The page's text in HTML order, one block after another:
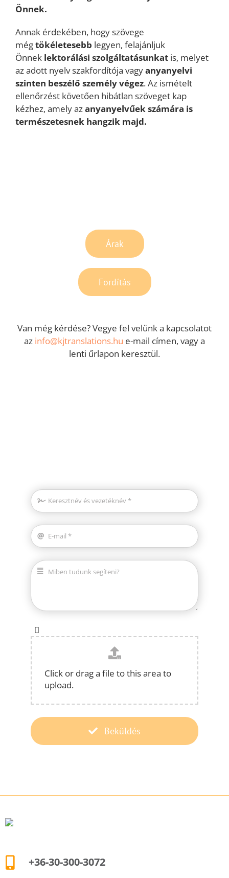
Önnek.
Annak érdekében, hogy szövege
mégtökéletesebb legyen, felajánljuk
Önnek lektorálási szolgáltatásunkat is, melyet
az adott nyelv szakfordítója vagyanyanyelvi
szinten beszélő személy végez. Az ismételt
ellenőrzést követően hibátlan szöveget kap
kézhez, amely azanyanyelvűek számára is
természetesnek hangzik majd.
Árak
Fordítás
Van még kérdése? Vegye fel velünk a kapcsolatot
az info@kjtranslations.hu e-mail címen, vagy a
lenti űrlapon keresztül.
Click or drag a file to this area to
upload.
Beküldés
+36-30-300-3072